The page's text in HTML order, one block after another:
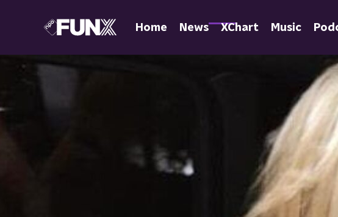
Home News XChart Music